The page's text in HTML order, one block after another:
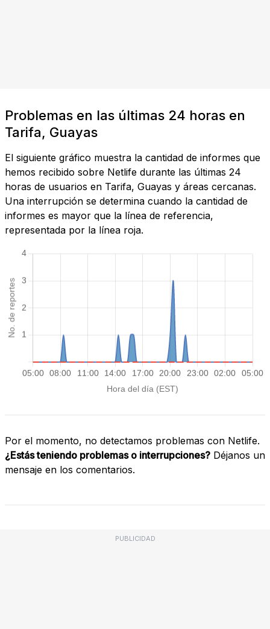
Problemas en las últimas 24 horas en
Tarifa, Guayas
El siguiente gráfico muestra la cantidad de informes que
hemos recibido sobre Netlife durante las últimas 24
horas de usuarios en Tarifa, Guayas y áreas cercanas.
Una interrupción se determina cuando la cantidad de
informes es mayor que la línea de referencia,
representada por la línea roja.
Por el momento, no detectamos problemas con Netlife.
¿Estás teniendo problemas o interrupciones? Déjanos un
mensaje en los comentarios.
PUBLICIDAD